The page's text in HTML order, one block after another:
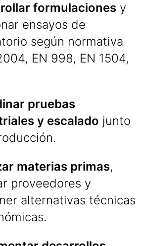
formulaciones y
ensayos de
según normativa
EN 998, EN 1504,
pruebas
y escalado junto
materias primas,
proveedores y
alternativas técnicas